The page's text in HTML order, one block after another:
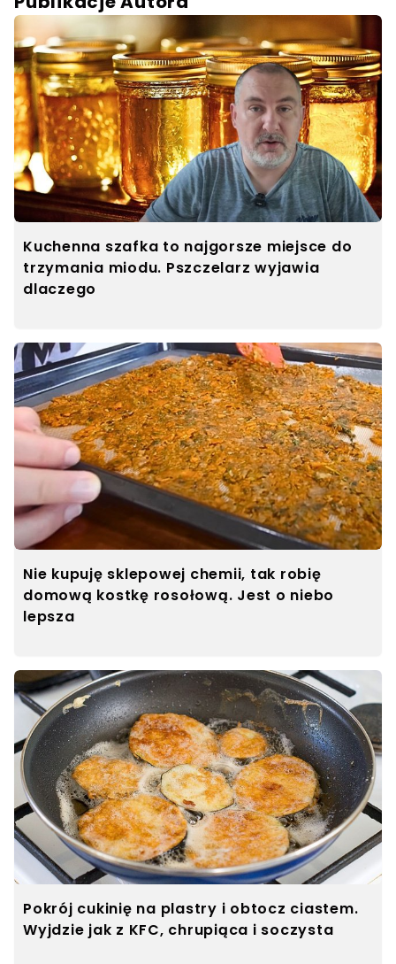
Kuchenna szafka to najgorsze miejsce do
trzymania miodu. Pszczelarz wyjawia
dlaczego
Nie kupuję sklepowej chemii, tak robię
domową kostkę rosołową. Jest o niebo
lepsza
Pokrój cukinię na plastry i obtocz ciastem.
Wyjdzie jak z KFC, chrupiąca i soczysta